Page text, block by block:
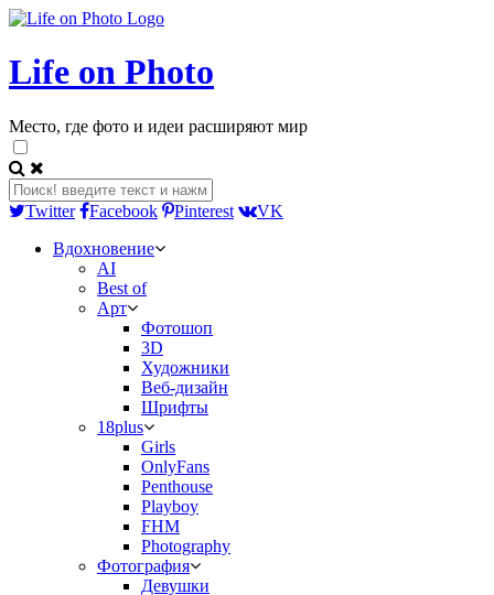
Life on Photo
Место, где фото и идеи расширяют мир
Twitter Facebook Pinterest
VK
Вдохновение
AI
Best of
Арт
Фотошоп
3D
Художники
Веб-дизайн
Шрифты
18plus
Girls
OnlyFans
Penthouse
Playboy
FHM
Photography
Фотография
Девушки